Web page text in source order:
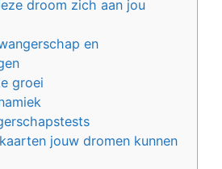
droom zich aan jou
en
groei
jouw dromen kunnen